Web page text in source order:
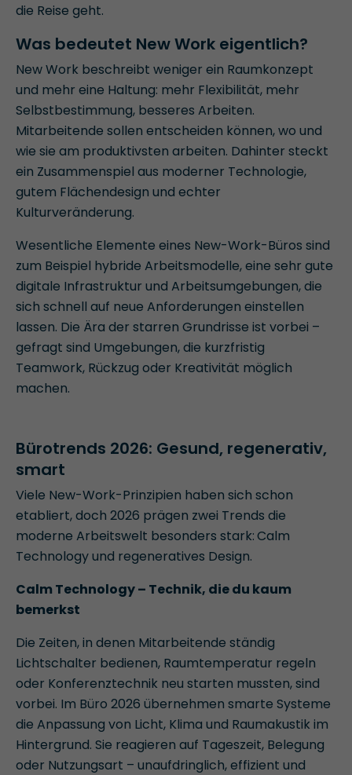
die Reise geht.
Was bedeutet New Work eigentlich?
New Work beschreibt weniger ein Raumkonzept
und mehr eine Haltung: mehr Flexibilität, mehr
Selbstbestimmung, besseres Arbeiten.
Mitarbeitende sollen entscheiden können, wo und
wie sie am produktivsten arbeiten. Dahinter steckt
ein Zusammenspiel aus moderner Technologie,
gutem Flächendesign und echter
Kulturveränderung.
Wesentliche Elemente eines New-Work-Büros sind
zum Beispiel hybride Arbeitsmodelle, eine sehr gute
digitale Infrastruktur und Arbeitsumgebungen, die
sich schnell auf neue Anforderungen einstellen
lassen. Die Ära der starren Grundrisse ist vorbei –
gefragt sind Umgebungen, die kurzfristig
Teamwork, Rückzug oder Kreativität möglich
machen.
Bürotrends 2026: Gesund, regenerativ,
smart
Viele New-Work-Prinzipien haben sich schon
etabliert, doch 2026 prägen zwei Trends die
moderne Arbeitswelt besonders stark:Calm
Technology und regeneratives Design.
Calm Technology – Technik, die du kaum
bemerkst
Die Zeiten, in denen Mitarbeitende ständig
Lichtschalter bedienen, Raumtemperatur regeln
oder Konferenztechnik neu starten mussten, sind
vorbei. Im Büro 2026 übernehmen smarte Systeme
die Anpassung von Licht, Klima und Raumakustik im
Hintergrund. Sie reagieren auf Tageszeit, Belegung
oder Nutzungsart – unaufdringlich, effizient und